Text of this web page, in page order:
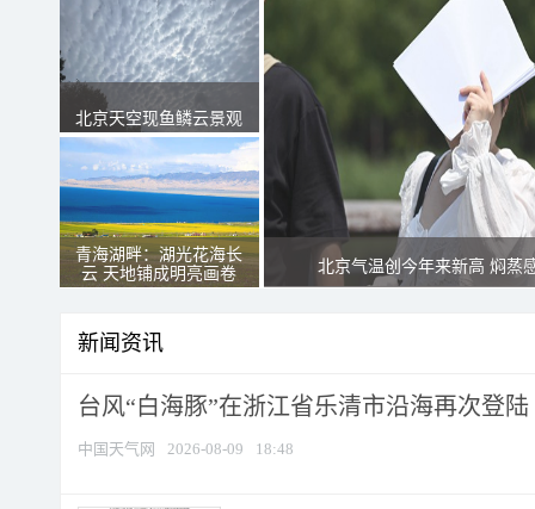
北京天空现鱼鳞云景观
青海湖畔：湖光花海长
云 天地铺成明亮画卷
北京气温创今年来新高 焖蒸
新闻资讯
台风“白海豚”在浙江省乐清市沿海再次登陆
中国天气网 2026-08-09 18:48